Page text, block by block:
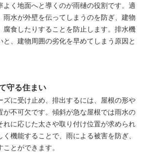
く地面へと導くのが雨樋の役割です。適
水が外壁を伝ってしまうのを防ぎ、建物
食したりすることを防止します。排水機
、建物周囲の劣化を早めてしまう原因と
守る住まい
に受け止め、排出するには、屋根の形や
不可欠です。傾斜が急な屋根では雨水の
に応じた太さや取り付け位置が求められ
機能することで、雨による被害を防ぎ、
とができます。